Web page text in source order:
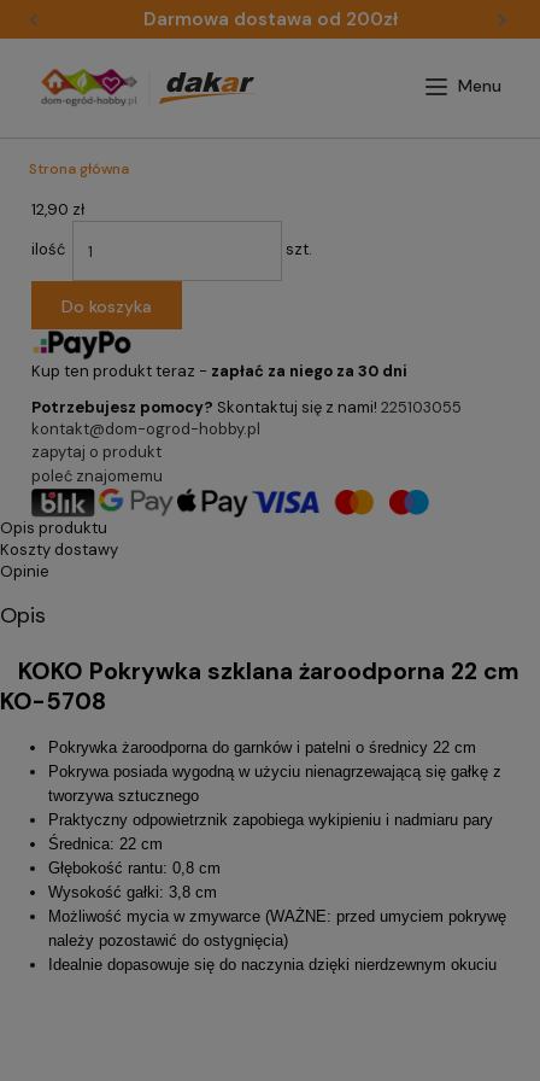
Darmowa dostawa od 200zł
Strona główna
12,90 zł
ilość
szt.
Do koszyka
Kup ten produkt teraz - zapłać za niego za 30 dni
Potrzebujesz pomocy? Skontaktuj się z nami! 225103055
kontakt@dom-ogrod-hobby.pl
zapytaj o produkt
poleć znajomemu
Opis produktu
Koszty dostawy
Opinie
Opis
KOKO Pokrywka szklana żaroodporna 22 cm
KO-5708
Pokrywka żaroodporna do garnków i patelni o średnicy 22 cm
Pokrywa posiada wygodną w użyciu nienagrzewającą się gałkę z
tworzywa sztucznego
Praktyczny odpowietrznik zapobiega wykipieniu i nadmiaru pary
Średnica: 22 cm
Głębokość rantu: 0,8 cm
Wysokość gałki: 3,8 cm
Możliwość mycia w zmywarce (WAŻNE: przed umyciem pokrywę
należy pozostawić do ostygnięcia)
Idealnie dopasowuje się do naczynia dzięki nierdzewnym okuciu